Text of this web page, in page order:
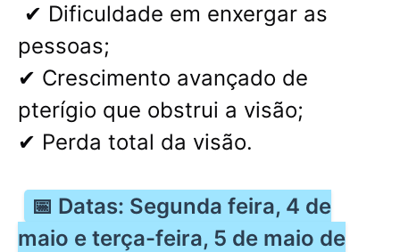
✔ Dificuldade em enxergar as
pessoas;
✔ Crescimento avançado de
pterígio que obstrui a visão;
✔ Perda total da visão.
📅 Datas: Segunda feira, 4 de
maio e terça-feira, 5 de maio de